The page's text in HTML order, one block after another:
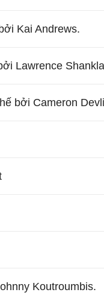
Kai Andrews.
Lawrence
bởi Cameron
Koutroumbis.